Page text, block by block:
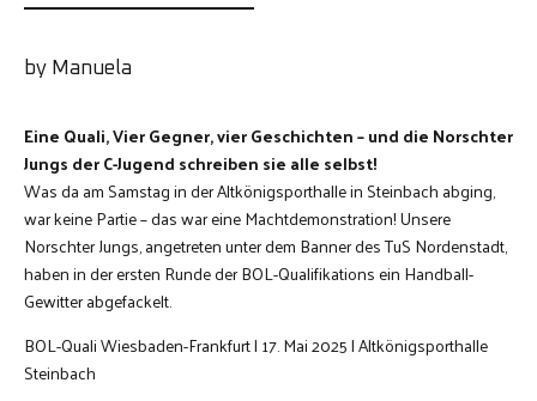
by Manuela
Eine Quali, Vier Gegner, vier Geschichten – und die Norschter
Jungs der C-Jugend schreiben sie alle selbst!
Was da am Samstag in der Altkönigsporthalle in Steinbach abging,
war keine Partie – das war eine Machtdemonstration! Unsere
Norschter Jungs, angetreten unter dem Banner des TuS Nordenstadt,
haben in der ersten Runde der BOL-Qualifikations ein Handball-
Gewitter abgefackelt.
BOL-Quali Wiesbaden-Frankfurt | 17. Mai 2025 | Altkönigsporthalle
Steinbach